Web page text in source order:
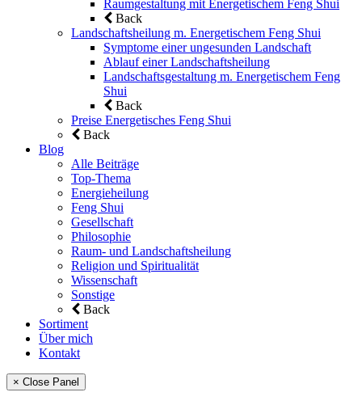
Raumgestaltung mit Energetischem Feng Shui
Back
Landschaftsheilung m. Energetischem Feng Shui
Symptome einer ungesunden Landschaft
Ablauf einer Landschaftsheilung
Landschaftsgestaltung m. Energetischem Feng
Shui
Back
Preise Energetisches Feng Shui
Back
Blog
Alle Beiträge
Top-Thema
Energieheilung
Feng Shui
Gesellschaft
Philosophie
Raum- und Landschaftsheilung
Religion und Spiritualität
Wissenschaft
Sonstige
Back
Sortiment
Über mich
Kontakt
× Close Panel